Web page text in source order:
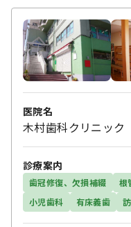
医院名
木村歯科クリニック
診療案内
歯冠修復、欠損補綴 根
小児歯科
有床義歯